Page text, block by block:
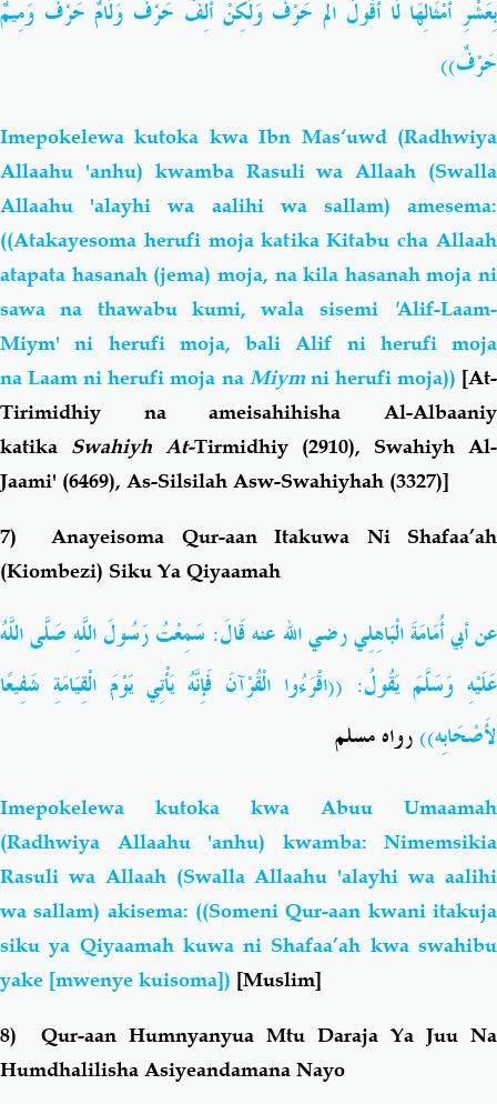
بِعَشْرِ أَمْثَالِهَا لَا أَقُولُ الم حَرْفٌ وَلَكِنْ أَلِفٌ حَرْفٌ وَلَامٌ حَرْفٌ وَمِيمٌ
حَرْفٌ))
Imepokelewa kutoka kwa Ibn Mas‘uwd (Radhwiya
Allaahu 'anhu) kwamba Rasuli wa Allaah (Swalla
Allaahu 'alayhi wa aalihi wa sallam) amesema:
((Atakayesoma herufi moja katika Kitabu cha Allaah
atapata hasanah (jema) moja, na kila hasanah moja ni
sawa na thawabu kumi, wala sisemi
'Alif-Laam-
Miym' ni herufi moja, baliAlif
ni herufi moja
naLaam ni herufi moja na Miym ni herufi moja)) [At-
Tirimidhiy na ameisahihisha Al-Albaaniy
katika Swahiyh At-Tirmidhiy (2910), Swahiyh Al-
Jaami' (6469), As-Silsilah Asw-Swahiyhah (3327)]
7) Anayeisoma Qur-aan Itakuwa Ni Shafaa’ah
(Kiombezi) Siku Ya Qiyaamah
عن أبي أُمَامَةَ الْبَاهِلِي رضي الله عنه قَالَ: سَمِعْتُ رَسُولَ اللَّهِ صَلَّى اللَّهُ
عَلَيْهِ وَسَلَّمَ يَقُولُ: ((اقْرَءُوا الْقُرْآنَ فَإِنَّهُ يَأْتِي يَوْمَ الْقِيَامَةِ شَفِيعًا
لأَصْحَابِه))رواه مسلم
Imepokelewa kutoka kwa Abuu Umaamah
(Radhwiya Allaahu 'anhu) kwamba: Nimemsikia
Rasuli wa Allaah (Swalla Allaahu 'alayhi wa aalihi
wa sallam) akisema: ((Someni Qur-aan kwani itakuja
siku ya Qiyaamah kuwa ni Shafaa’ah kwa swahibu
yake [mwenye kuisoma]) [Muslim]
8) Qur-aan Humnyanyua Mtu Daraja Ya Juu Na
Humdhalilisha Asiyeandamana Nayo